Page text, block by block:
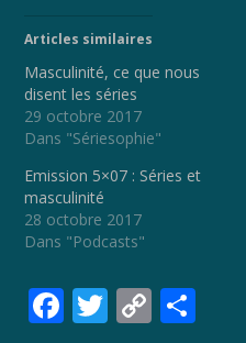
Articles similaires
Masculinité, ce que nous
disent les séries
29 octobre 2017
Dans "Sériesophie"
Emission 5×07 : Séries et
masculinité
28 octobre 2017
Dans "Podcasts"
F T C